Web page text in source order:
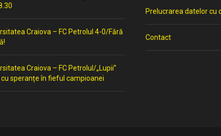
Craiova – FC Petrolul 4-0/Fără
Craiova – FC Petrolul/„Lupii”
speranțe în fieful campioanei
Prelucrarea datelor cu
Contact